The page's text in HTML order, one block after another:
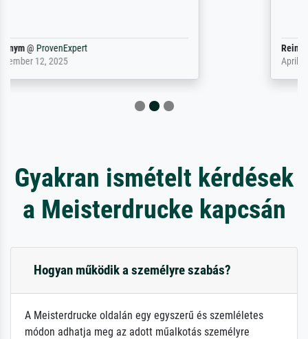
Reinhold,
April 22, 2026
Gyakran ismételt kérdések
a Meisterdrucke kapcsán
Hogyan működik a személyre szabás?
A Meisterdrucke oldalán egy egyszerű és szemléletes
módon adhatja meg az adott műalkotás személyre